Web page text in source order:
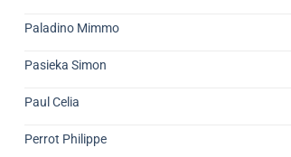
Paladino Mimmo
Pasieka Simon
Paul Celia
Perrot Philippe